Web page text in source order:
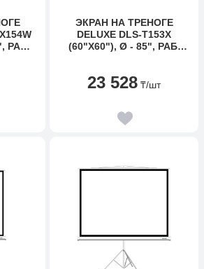
РАБ.
ЭКРАН НА ТРЕНОГЕ
DELUXE DLS-T153X
(60"Х60"), Ø - 85", РАБ.
23 528 ₸/шт